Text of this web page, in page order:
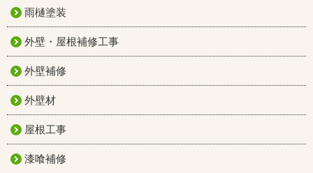
雨樋塗装
外壁・屋根補修工事
外壁補修
外壁材
屋根工事
漆喰補修